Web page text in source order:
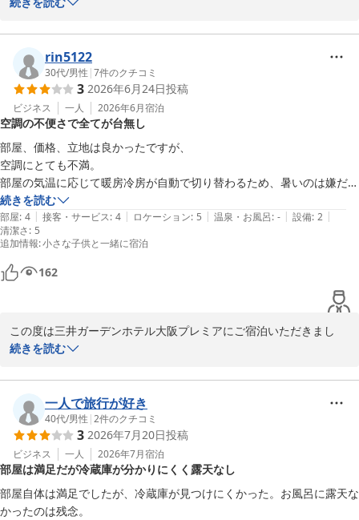
に余る思いです。
今後ともお客様により満足して頂けるような施設づくりを目指し
て、サービス向上に努めて参ります。
多くのお客様に感動と満足を与えられるようスタッフ一同精進して
参ります。
お客様のまたのご利用心からお待ち申し上げます。
宿泊支配人
三井ガーデンホテル大阪プレミア
2026-05-14
rin5122
30代/男性 |7件のクチコミ
3 2026年6月24日投稿
ビジネス 一人 2026年6月宿泊
空調の不便さで全てが台無し
部屋、価格、立地は良かったですが、
空調にとても不満。
部屋の気温に応じて暖房冷房が自動で切り替わるため、暑いのは嫌だが
冷えすぎるのも困ると思い、室温近くの気温にすると気付けば暖房にな
り、余裕を持って低めに設定すれば今度は寒い。
これだけで全てを台無しにしかねないので残念です。
続きを読む
部屋: 4 | 接客・サービス: 4 | ロケーション: 5 | 温泉・お風呂: - | 設備: 2 |
清潔さ: 5
追加情報:小さな子供と一緒に宿泊
162
この度は三井ガーデンホテル大阪プレミアにご宿泊いただきまし
て、誠にありがとうございました。
ます。
この度はお部屋の空調につきましてご不快の念をお掛けいたしまし
て誠に申し訳ございませんでした。
ごゆっくりお過ごしいただくべき客室でこのようにご意見をいただ
く結果となり誠に心苦しく思っております。
すぐの改善とは参りませんが、今後の改装や設備投資の重要な課題
として、共有させていただきます。
続きを読む
一人で旅行が好き
40代/男性 |2件のクチコミ
3 2026年7月20日投稿
ビジネス 一人 2026年7月宿泊
部屋は満足だが冷蔵庫が分かりにくく露天なし
部屋自体は満足でしたが、冷蔵庫が見つけにくかった。お風呂に露天な
かったのは残念。